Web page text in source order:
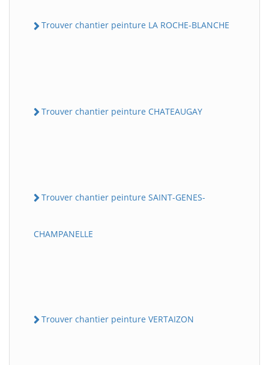
Trouver chantier peinture LA ROCHE-BLANCHE
Trouver chantier peinture CHATEAUGAY
Trouver chantier peinture SAINT-GENES-
CHAMPANELLE
Trouver chantier peinture VERTAIZON